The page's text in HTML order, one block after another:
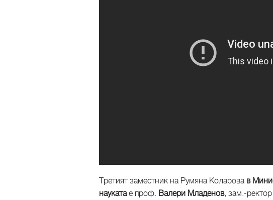
Третият заместник на Румяна Коларова в
наукатае проф. Валери Младенов, зам.-